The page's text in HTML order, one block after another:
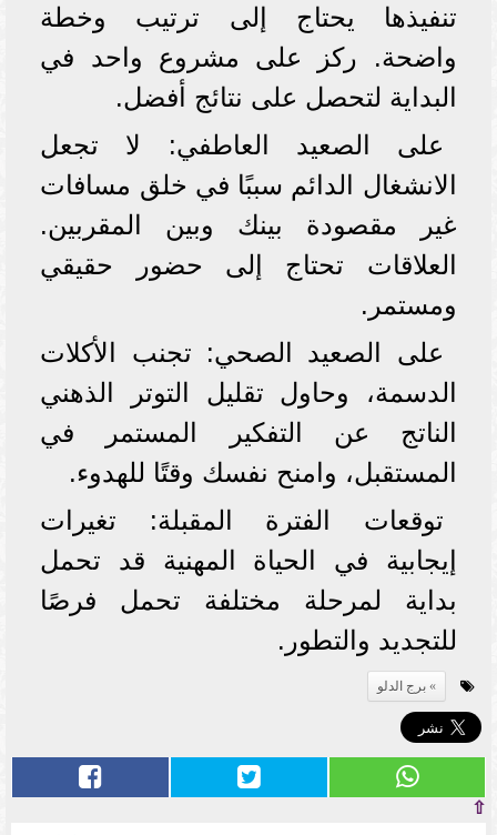
تنفيذها يحتاج إلى ترتيب وخطة
واضحة. ركز على مشروع واحد في
البداية لتحصل على نتائج أفضل.
على الصعيد العاطفي: لا تجعل
الانشغال الدائم سببًا في خلق مسافات
غير مقصودة بينك وبين المقربين.
العلاقات تحتاج إلى حضور حقيقي
ومستمر.
على الصعيد الصحي: تجنب الأكلات
الدسمة، وحاول تقليل التوتر الذهني
الناتج عن التفكير المستمر في
المستقبل، وامنح نفسك وقتًا للهدوء.
توقعات الفترة المقبلة: تغيرات
إيجابية في الحياة المهنية قد تحمل
بداية لمرحلة مختلفة تحمل فرصًا
للتجديد والتطور.
برج الدلو
⇧